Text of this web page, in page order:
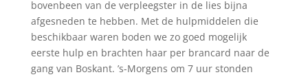
bovenbeen van de verpleegster in de lies bijna
afgesneden te hebben. Met de hulpmiddelen die
beschikbaar waren boden we zo goed mogelijk
eerste hulp en brachten haar per brancard naar de
gang van Boskant. ’s-Morgens om 7 uur stonden